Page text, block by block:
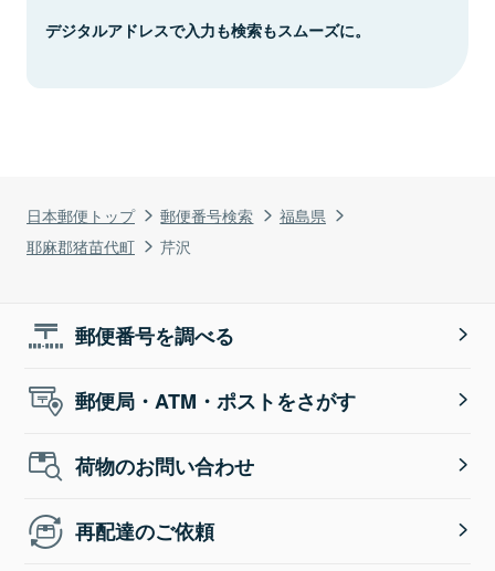
日本郵便トップ 郵便番号検索
福島県
耶麻郡猪苗代町
芹沢
デジタルアドレスで入力も検索もスムーズに。
郵便番号を調べる
郵便局・ATM・ポストをさがす
荷物のお問い合わせ
再配達のご依頼